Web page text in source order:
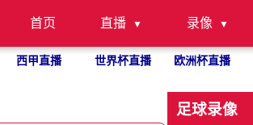
首页 直播 录像
西甲直播 世界杯直播 欧洲杯直播
足球录像